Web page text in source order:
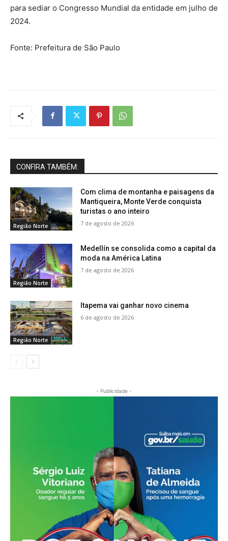
para sediar o Congresso Mundial da entidade em julho de
2024.
Fonte: Prefeitura de São Paulo
CONFIRA TAMBÉM:
Região Norte
Com clima de montanha e paisagens da
Mantiqueira, Monte Verde conquista
turistas o ano inteiro
7 de agosto de 2026
Região Norte
Medellín se consolida como a capital da
moda na América Latina
7 de agosto de 2026
Região Norte
Itapema vai ganhar novo cinema
6 de agosto de 2026
- Publicidade -